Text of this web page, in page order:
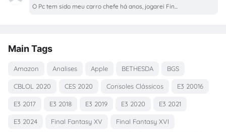
O Pc tem sido meu carro chefe há anos, jogarei Fin...
Main Tags
Amazon Analises Apple BETHESDA BGS
CBLOL 2020 CES 2020 Consoles Clássicos E3 20016
E3 2017 E3 2018 E3 2019 E3 2020 E3 2021
E3 2024 Final Fantasy XV Final Fantasy XVI